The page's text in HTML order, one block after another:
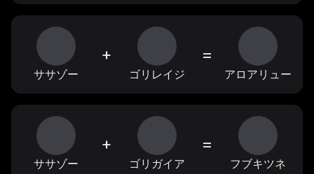
ササゾー
+
ゴリレイジ
=
アロアリュー
ササゾー
+
ゴリガイア
=
フブキツネ